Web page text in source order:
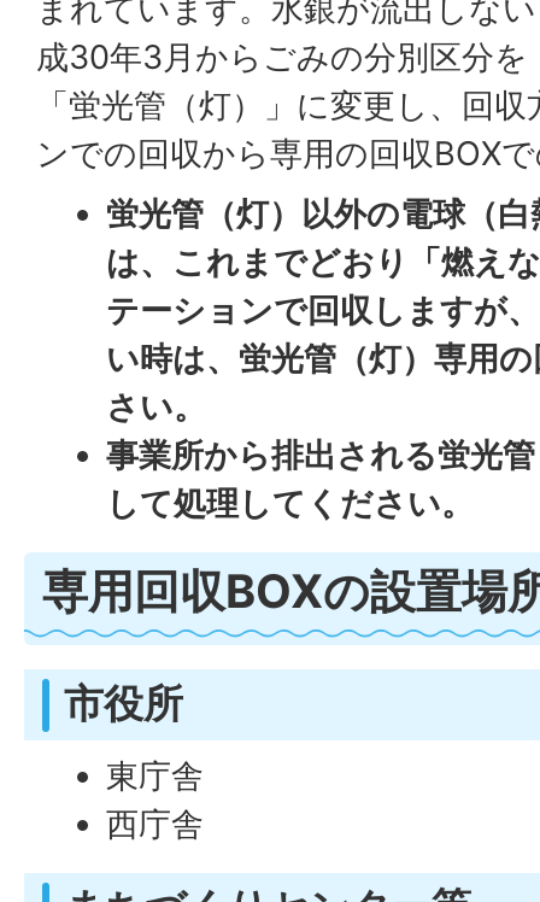
まれています。水銀が流出しな
成30年3月からごみの分別区分
「蛍光管（灯）」に変更し、回
ンでの回収から専用の回収BOX
蛍光管（灯）以外の電球（
は、これまでどおり「燃え
テーションで回収しますが
い時は、蛍光管（灯）専用
さい。
事業所から排出される蛍光
して処理してください。
専用回収BOXの設置場
市役所
東庁舎
西庁舎